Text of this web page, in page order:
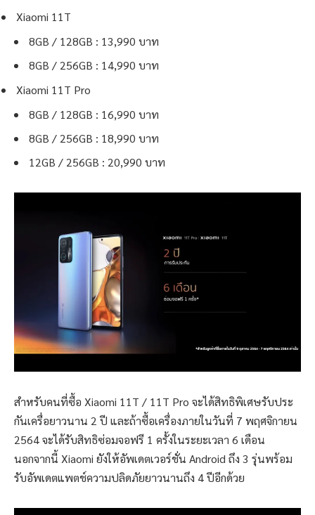
Xiaomi 11T
8GB / 128GB : 13,990 บาท
8GB / 256GB : 14,990 บาท
Xiaomi 11T Pro
8GB / 128GB : 16,990 บาท
8GB / 256GB : 18,990 บาท
12GB / 256GB : 20,990 บาท
สำหรับคนที่ซื้อ Xiaomi 11T / 11T Pro จะได้สิทธิพิเศษรับประ
กันเครื่อยาวนาน 2 ปี และถ้าซื้อเครื่องภายในวันที่ 7 พฤศจิกายน
2564 จะได้รับสิทธิซ่อมจอฟรี 1 ครั้งในระยะเวลา 6 เดือน
นอกจากนี้ Xiaomi ยังให้อัพเดตเวอร์ชั่น Android ถึง 3 รุ่นพร้อม
รับอัพเดตแพตช์ความปลิดภัยยาวนานถึง 4 ปีอีกด้วย